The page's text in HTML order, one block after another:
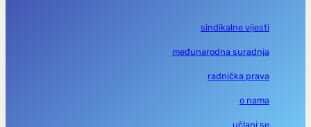
sindikalne vijesti
međunarodna suradnja
radnička prava
o nama
učlani se